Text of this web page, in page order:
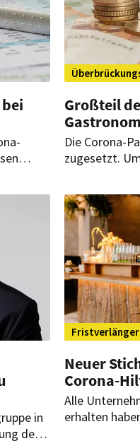
Der
Großteil
Die Corona-
zugesetzt.
vor allem
jetzt eine
zeigt.
in
der
Neuer
Corona-
Alle
erhalten